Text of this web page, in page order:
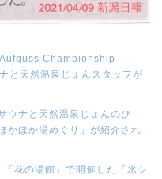
Championship
と天然温泉じょんスタッフが
ナと天然温泉じょんのび
かほか湯めぐり」が紹介され
花の湯館」で開催した「氷シ